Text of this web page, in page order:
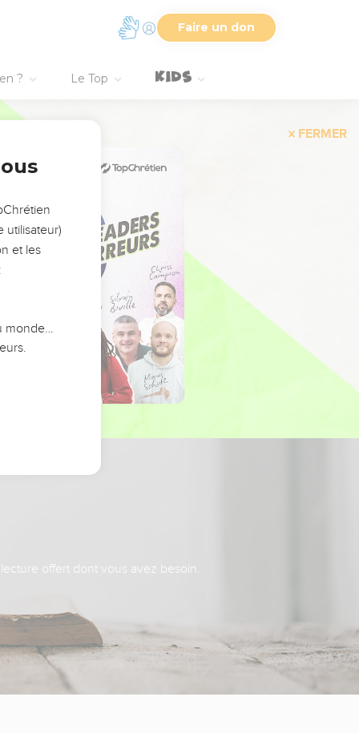
Faire un don
? Le Top
FERMER
offert dont vous avez besoin.
utilisateur)
et les
monde…